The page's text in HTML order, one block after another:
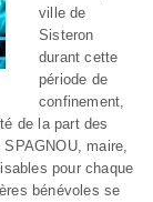
ville de
Sisteron
durant cette
période de
confinement,
de la part des
maire,
pour chaque
bénévoles se